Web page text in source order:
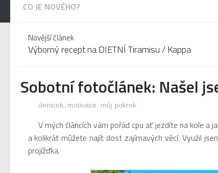
CO JE NOVÉHO?
Novější článek
Výborný recept na DIETNÍ Tiramisu / Kappa
Sobotní fotočlánek: Našel
denicek, motivace můj pokrok
V mých článcích vám pořád cpu ať jezdíte na kole a
a kolikrát můžete najít dost zajímavých věcí. Využil
projížďka.